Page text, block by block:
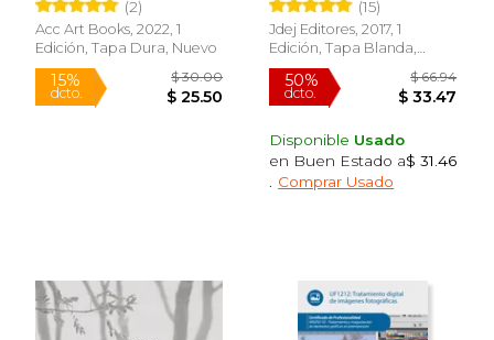
(2)
Acc Art Books, 2022, 1
Edición, Tapa Dura, Nuevo
(15)
Jdej Editores, 2017, 1
Edición, Tapa Blanda,
Nuevo
Disponible Usado
en Buen Estado a$ 31.46
Comprar Usado